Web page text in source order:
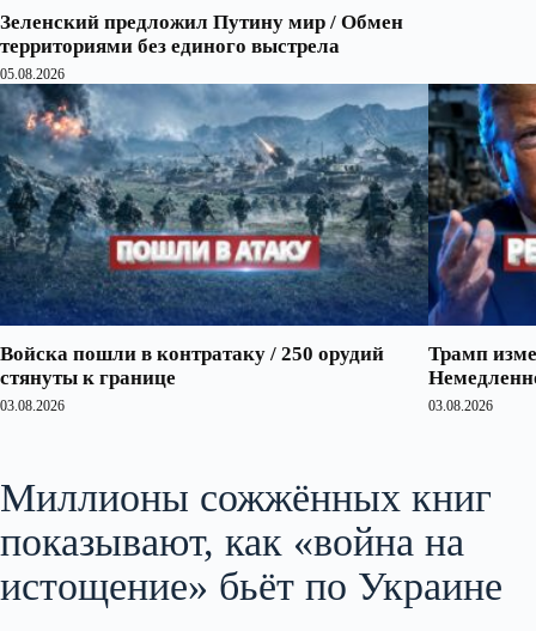
Зеленский предложил Путину мир / Обмен
территориями без единого выстрела
05.08.2026
Войска пошли в контратаку / 250 орудий
стянуты к границе
03.08.2026
Трамп
03.08.2026
Миллионы сожжённых книг
показывают, как «война на
истощение» бьёт по Украине